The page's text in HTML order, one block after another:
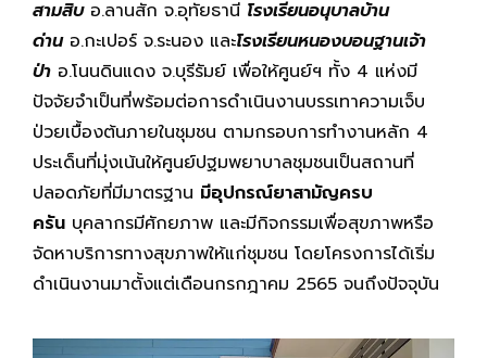
สามสิบอ.ลานสัก จ.อุทัยธานี โรงเรียนอนุบาลบ้าน
ด่าน อ.กะเปอร์ จ.ระนอง และโรงเรียนหนองบอนฐานเจ้า
ป่า อ.โนนดินแดง จ.บุรีรัมย์ เพื่อให้ศูนย์ฯ ทั้ง 4 แห่งมี
ปัจจัยจำเป็นที่พร้อมต่อการดำเนินงานบรรเทาความเจ็บ
ป่วยเบื้องต้นภายในชุมชน ตามกรอบการทำงานหลัก 4
ประเด็นที่มุ่งเน้นให้ศูนย์ปฐมพยาบาลชุมชนเป็นสถานที่
ปลอดภัยที่มีมาตรฐาน มีอุปกรณ์ยาสามัญครบ
ครัน บุคลากรมีศักยภาพ และมีกิจกรรมเพื่อสุขภาพหรือ
จัดหาบริการทางสุขภาพให้แก่ชุมชน โดยโครงการได้เริ่ม
ดำเนินงานมาตั้งแต่เดือนกรกฎาคม 2565 จนถึงปัจจุบัน